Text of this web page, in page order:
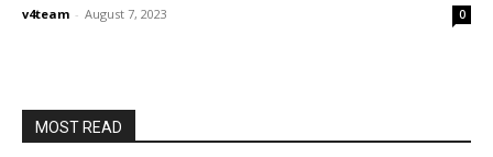
v4team - August 7, 2023 0
MOST READ